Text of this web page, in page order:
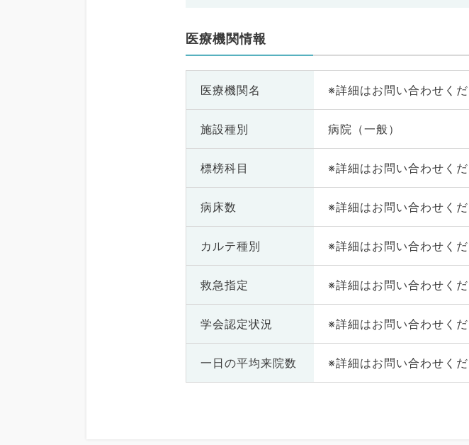
医療機関情報
医療機関名 ※詳細はお問い合わせく
施設種別 病院（一般）
標榜科目 ※詳細はお問い合わせく
病床数 ※詳細はお問い合わせく
カルテ種別 ※詳細はお問い合わせく
救急指定 ※詳細はお問い合わせく
学会認定状況 ※詳細はお問い合わせく
一日の平均来院数 ※詳細はお問い合わせく